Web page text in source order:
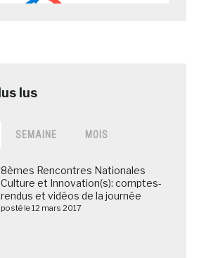
SEMAINE MOIS
8èmes Rencontres Nationales
Culture et Innovation(s): comptes-
rendus et vidéos de la journée
posté le 12 mars 2017